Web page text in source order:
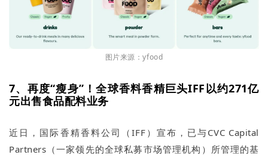
图片来源：yfood
7、再度“瘦身”！全球香料香精巨头IFF以约271亿
元出售食品配料业务
近日，国际香精香料公司（IFF）宣布，已与CVC Capital
Partners（一家领先的全球私募市场管理机构）所管理的基